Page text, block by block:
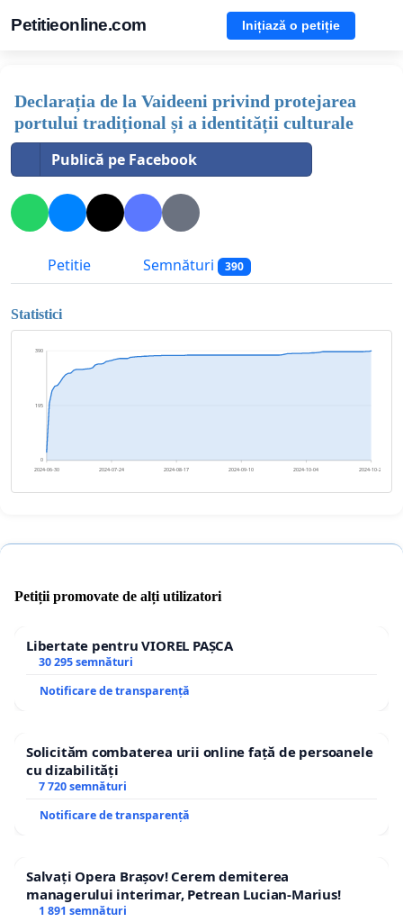
Petitieonline.com Inițiază o petiție
Declarația de la Vaideeni privind protejarea
portului tradițional și a identității culturale
Publică pe Facebook
Petitie Semnături 390
Statistici
0
195
390
2024-06-30 2024-07-24 2024-08-17 2024-09-10 2024-10-04 2024-10-28
Petiții promovate de alți utilizatori
Libertate pentru VIOREL PAȘCA
30 295 semnături
Notificare de transparență
Solicităm combaterea urii online față de persoanele
cu dizabilități
7 720 semnături
Notificare de transparență
Salvați Opera Brașov! Cerem demiterea
managerului interimar, Petrean Lucian-Marius!
1 891 semnături